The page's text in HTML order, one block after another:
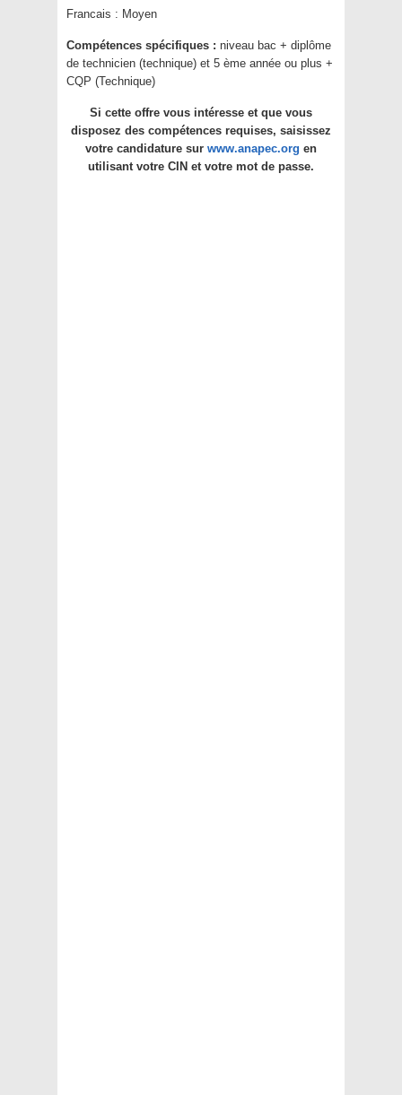
Francais : Moyen
Compétences spécifiques : niveau bac + diplôme
de technicien (technique) et 5 ème année ou plus +
CQP (Technique)
Si cette offre vous intéresse et que vous
disposez des compétences requises, saisissez
votre candidature sur www.anapec.org en
utilisant votre CIN et votre mot de passe.